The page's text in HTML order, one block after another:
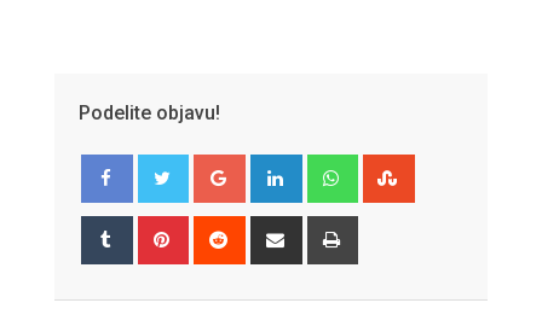
Podelite objavu!
Google+ LinkedIn Whatsapp
Tumblr Pinterest Reddit
Share